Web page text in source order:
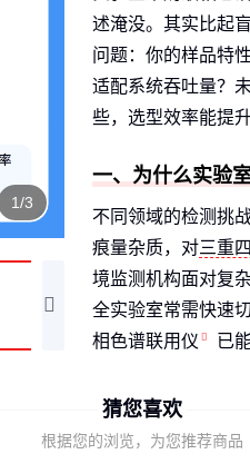
1/3
述淹没。其实比起
问题：你的样品特
适配系统吞吐量？
些，选型效率能提升
一、为什么实验
不同领域的检测挑
痕量杂质，对三重
境监测机构面对复
全实验室常需快速
相色谱联用仪
已
二、分辨率和灵
猜您喜欢
根据您的浏览，为您推荐商品